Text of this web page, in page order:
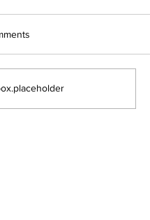
ンドのポスト量
PQC）ロードマ